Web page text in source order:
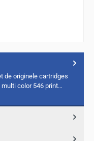
de originele cartridges
multi color 546 print…